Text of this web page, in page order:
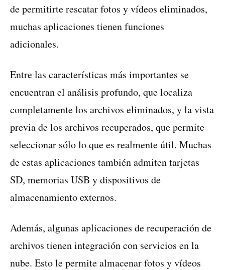
de permitirte rescatar fotos y vídeos eliminados,
muchas aplicaciones tienen funciones
adicionales.
Entre las características más importantes se
encuentran el análisis profundo, que localiza
completamente los archivos eliminados, y la vista
previa de los archivos recuperados, que permite
seleccionar sólo lo que es realmente útil. Muchas
de estas aplicaciones también admiten tarjetas
SD, memorias USB y dispositivos de
almacenamiento externos.
Además, algunas aplicaciones de recuperación de
archivos tienen integración con servicios en la
nube. Esto le permite almacenar fotos y vídeos